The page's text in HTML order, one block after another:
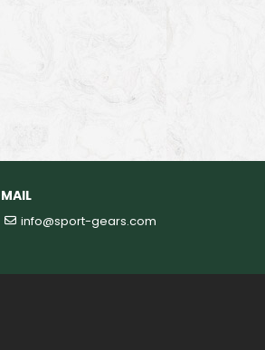
info@sport-gears.com